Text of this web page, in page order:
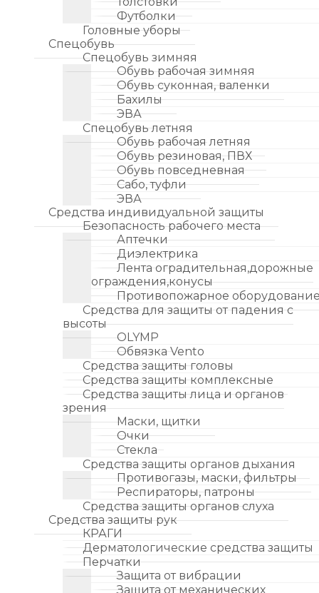
Футболки
Головные уборы
Спецобувь
Спецобувь зимняя
Обувь рабочая зимняя
Обувь суконная, валенки
Бахилы
ЭВА
Спецобувь летняя
Обувь рабочая летняя
Обувь резиновая, ПВХ
Обувь повседневная
Сабо, туфли
ЭВА
Средства индивидуальной защиты
Безопасность рабочего места
Аптечки
Диэлектрика
Лента оградительная,дорожные
ограждения,конусы
Противопожарное
Средства для защиты от падения с
высоты
OLYMP
Обвязка Vento
Средства защиты головы
Средства защиты комплексные
Средства защиты лица и органов
зрения
Маски, щитки
Очки
Стекла
Средства защиты органов дыхания
Противогазы, маски, фильтры
Респираторы, патроны
Средства защиты органов слуха
Средства защиты рук
КРАГИ
Дерматологические средства защиты
Перчатки
Защита от вибрации
Защита от механических